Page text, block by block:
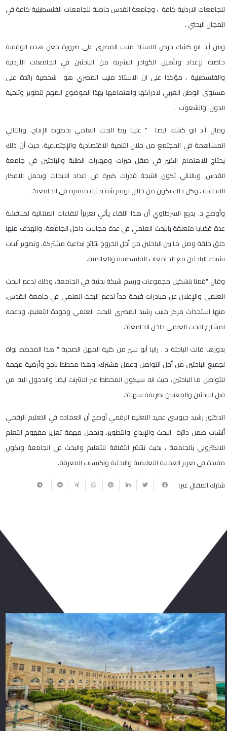
للجامعات الاردنية كافة ، وجامعة القدس حاضنة للجامعات الفلسطينية كافة في
المجال البحثي .
وبين أ.د ابو كشك حرص الاستاذ منيب المصري على ضرورة جعل هذه الوقفية
حاضنة لإعداد وتأهيل الكوادر البشرية من الباحثين في الجامعات الأردنية
والفلسطينية ، مؤكدا على ان الاستاذ منيب المصري هو شخصية رائدة على
مستوى الوطن العربي لادراكها واهتمامها بهذا الموضوع المهم لتطوير وتنمية
الدول والشعوب .
وقال أ.د ابو كشك ايضا " علينا ربط البحث العلمي بخطوط الإنتاج، وبالتالي
المساهمة في المجتمع من خلال التنمية الاقتصادية والإجتماعية، حيث أن ذلك
يحتاج للاهتمام الكبير في صقل خبرات ومهارات الطلبة والباحثين في جامعة
القدس، وبالتالي تكون النتيجة قدرات كبيرة في اعداد الابحاث وبحمل الافكار
الابداعية ، وكل ذلك يكون من خلال توفير بئية بحثية متميزة في الجامعة".
وأوضح د. بديع السرطاوي أن هذا اللقاء يأتي تعزيزاً للقاءات المتتالية لمناقشة
عدة قضايا متعلقة بالبحث العلمي في عدة مجالات داخل الجامعة، والهدف منها
خلق حلقة وصل ما بين الباحثين من أجل الخروج بنتائج ابداعية مشتركة، وتطوير آليات
تشبيك الباحثين مع الجامعات الفلسطينية والعالمية.
وقال "قمنا بتشكيل مجموعات ورسم شبكة بحثية في الجامعة، وذلك لدعم البحث
العلمي والإعلان عن مبادرات قيمة جداً لدعم البحث العلمي في جامعة القدس،
منها استحداث مركز منيب رشيد المصري للبحث العلمي وجودة التعليم، ودعمه
لمشارع البحث العلمي داخل الجامعة".
بدورها قالت الباحثة د . رانيا أبو سير من كلية المهن الصحية " هذا المخطط نواة
لجميع الباحثين من أجل التواصل وعمل مشترك، وهذا مخطط ناجح وأرضية مهمة
للتواصل ما الباحثين، حيث انه سيكون المخطط عبر الانترنت ايضا والدخول اليه من
قبل الباحثين والمعنيين بطريقة سهلة".
الدكتور رشيد جيوسي عميد التعليم الرقمي أوضح أن العمادة في التعليم الرقمي
أنشات ضمن دائرة البحث والإبداع والتطوير، وتحمل مهمة تعزيز مفهوم التعلم
الالكتروني بالجامعة ، بحيث تنتشر الثقافة للتعليم والبحث في الجامعة وتكون
مفيدة في تعزيز العملية التعليمية والبحثية واكتساب المعرفة.
شارك المقال عبر: